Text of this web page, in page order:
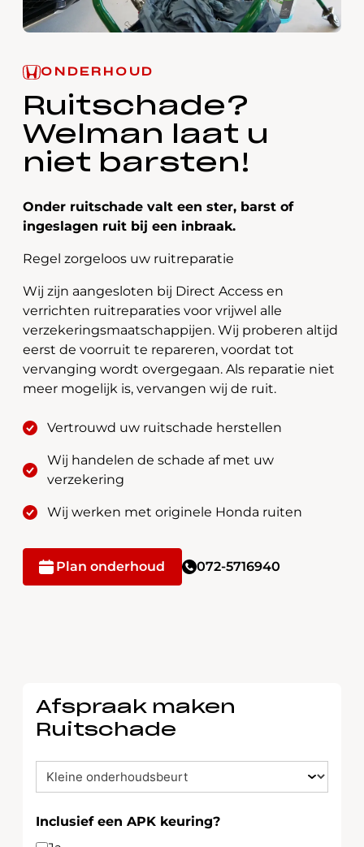
ONDERHOUD
Ruitschade?
Welman laat u
niet barsten!
Onder ruitschade valt een ster, barst of
ingeslagen ruit bij een inbraak.
Regel zorgeloos uw ruitreparatie
Wij zijn aangesloten bij Direct Access en
verrichten ruitreparaties voor vrijwel alle
verzekeringsmaatschappijen. Wij proberen altijd
eerst de voorruit te repareren, voordat tot
vervanging wordt overgegaan. Als reparatie niet
meer mogelijk is, vervangen wij de ruit.
Vertrouwd uw ruitschade herstellen
Wij handelen de schade af met uw
verzekering
Wij werken met originele Honda ruiten
Plan onderhoud 072-5716940
Afspraak maken
Ruitschade
afspraak
Inclusief een APK keuring?